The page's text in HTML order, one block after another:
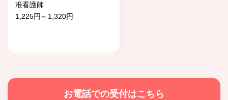
准看護師
1,225円～1,320円
お電話での受付はこちら